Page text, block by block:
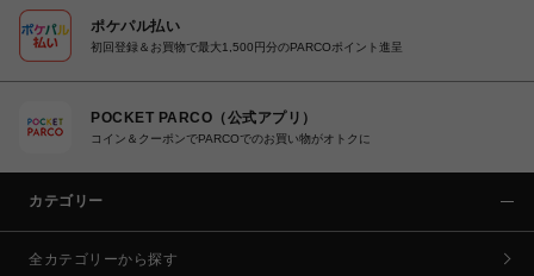
ポケパル払い
初回登録＆お買物で最大1,500円分のPARCOポイント進呈
POCKET PARCO（公式アプリ）
コイン＆クーポンでPARCOでのお買い物がオトクに
カテゴリー
全カテゴリーから探す